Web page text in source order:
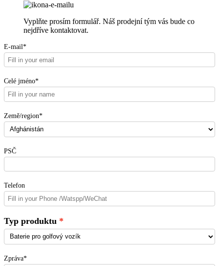
Vyplňte prosím formulář. Náš prodejní tým vás bude co
nejdříve kontaktovat.
E-mail*
Celé jméno*
Země/region*
PSČ
Telefon
Typ produktu
Zpráva*